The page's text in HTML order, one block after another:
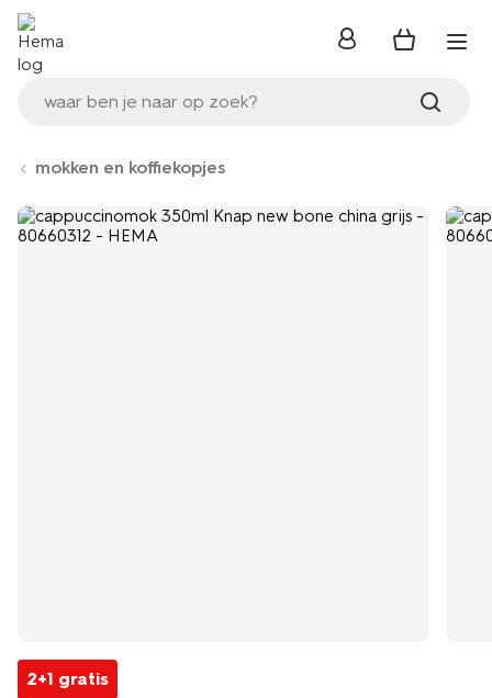
waar ben je naar op zoek?
inloggen
mokken en koffiekopjes
2+1 gratis